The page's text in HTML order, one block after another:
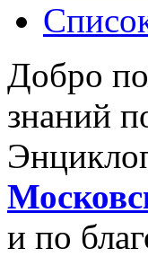
Добро
знаний
и по